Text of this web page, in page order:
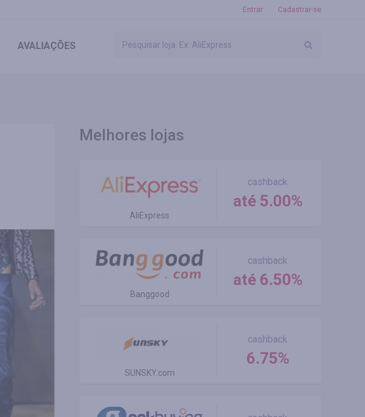
Entrar Cadastrar-se
AVALIAÇÕES
Melhores lojas
AliExpress
cashback
até 5.00%
Banggood
cashback
até 6.50%
SUNSKY.com
cashback
6.75%